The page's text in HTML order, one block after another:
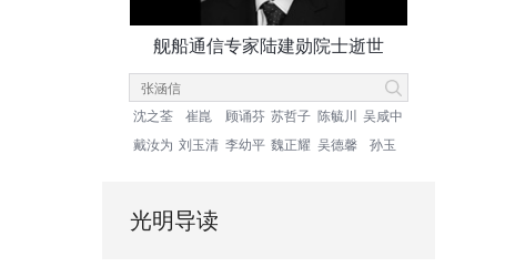
舰船通信专家陆建勋院士逝世
沈之荃 崔崑 顾诵芬 苏哲子 陈毓川
吴咸中
戴汝为 刘玉清 李幼平 魏正耀 吴德馨 孙玉
光明导读